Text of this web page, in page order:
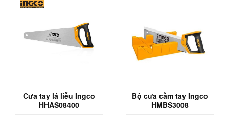
Cưa tay lá liễu Ingco
HHAS08400
Bộ cưa cầm tay Ingco
HMBS3008